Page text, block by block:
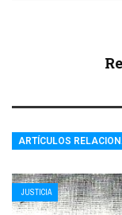
ARTÍCULOS
JUSTICIA